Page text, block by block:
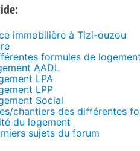
immobilière à Tizi-ouzou
formules de logement
AADL
LPA
LPP
Social
chantiers des différentes
du logement
sujets du forum